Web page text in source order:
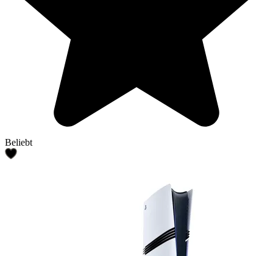
Beliebt